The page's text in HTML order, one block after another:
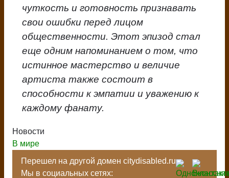
чуткость и готовность признавать
свои ошибки перед лицом
общественности. Этот эпизод стал
еще одним напоминанием о том, что
истинное мастерство и величие
артиста также состоит в
способности к эмпатии и уважению к
каждому фанату.
Новости
В мире
Перешел на другой домен citydisabled.ru
Мы в социальных сетях: